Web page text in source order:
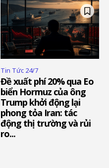
Tin Tức 24/7
Đề xuất phí 20% qua Eo
biển Hormuz của ông
Trump khởi động lại
phong tỏa Iran: tác
động thị trường và rủi
ro...